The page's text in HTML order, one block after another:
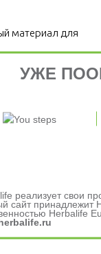
материал для
мышечной
снижения
более
- участвуют в
каждой клетки,
сердца. Цена
энергии.
водного баланса
УЖЕ
реализует свои
сайт принадлежит
Herbalife